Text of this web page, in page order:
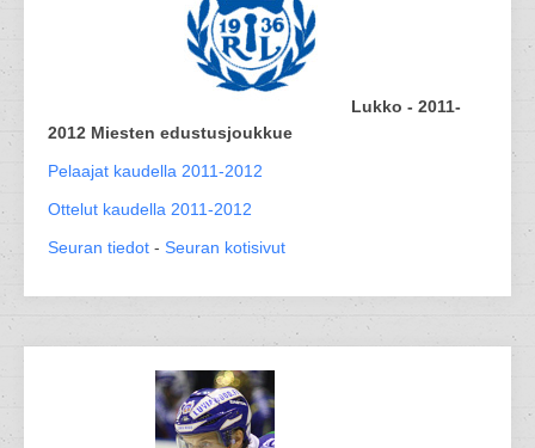
Lukko - 2011-
2012 Miesten edustusjoukkue
Pelaajat kaudella 2011-2012
Ottelut kaudella 2011-2012
Seuran tiedot - Seuran kotisivut